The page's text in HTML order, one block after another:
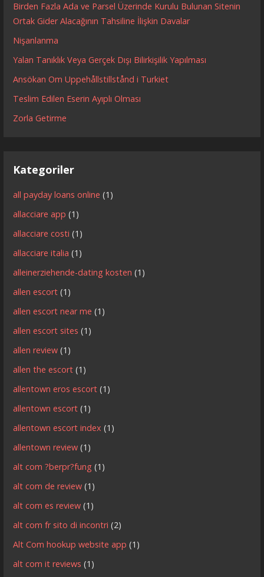
Birden Fazla Ada ve Parsel Üzerinde Kurulu Bulunan Sitenin
Ortak Gider Alacağının Tahsiline İlişkin Davalar
Nişanlanma
Yalan Tanıklık Veya Gerçek Dışı Bilirkişilik Yapılması
Ansökan Om Uppehållstillstånd i Turkiet
Teslim Edilen Eserin Ayıplı Olması
Zorla Getirme
Kategoriler
all payday loans online (1)
allacciare app (1)
allacciare costi (1)
allacciare italia (1)
alleinerziehende-dating kosten (1)
allen escort (1)
allen escort near me (1)
allen escort sites (1)
allen review (1)
allen the escort (1)
allentown eros escort (1)
allentown escort (1)
allentown escort index (1)
allentown review (1)
alt com ?berpr?fung (1)
alt com de review (1)
alt com es review (1)
alt com fr sito di incontri (2)
Alt Com hookup website app (1)
alt com it reviews (1)